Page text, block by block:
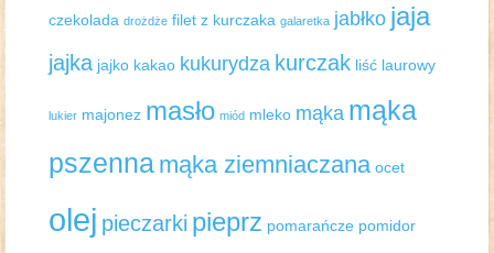
czekolada drożdże filet z kurczaka galaretka jabłko jaja
jajka jajko kakao kukurydza kurczak liść laurowy
lukier majonez masło miód mleko mąka mąka
pszenna mąka ziemniaczana ocet
olej pieczarki pieprz pomarańcze pomidor